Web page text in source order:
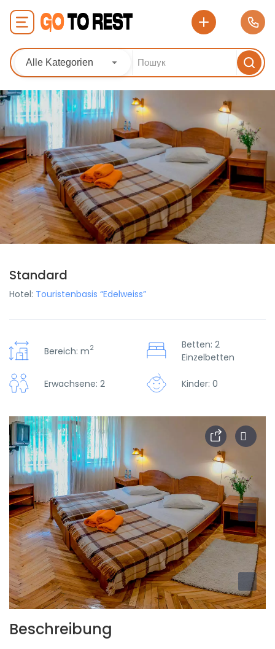
Alle Kategorien
Standard
Hotel: Touristenbasis “Edelweiss”
Bereich: m2
Betten: 2
Einzelbetten
Erwachsene: 2 Kinder: 0
Beschreibung